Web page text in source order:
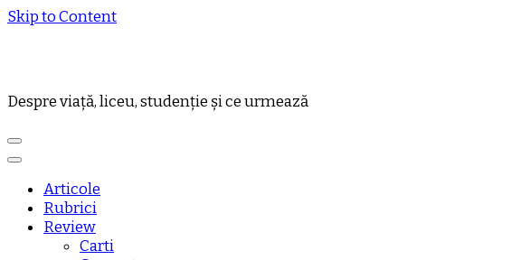
Skip to Content
Despre viață, liceu, studenție și ce urmează
Articole
Rubrici
Review
Carti